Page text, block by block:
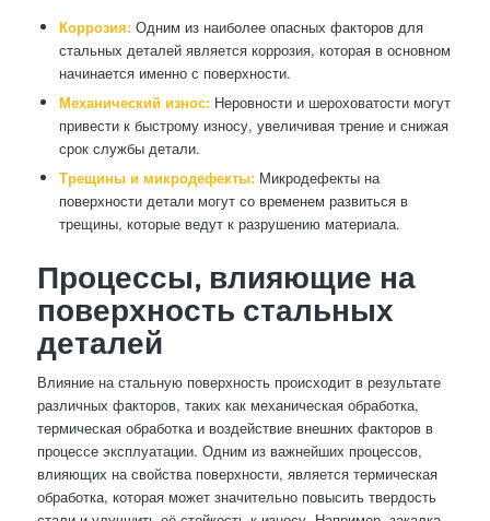
Коррозия:Одним из наиболее опасных факторов для
стальных деталей является коррозия, которая в основном
начинается именно с поверхности.
Механический износ:Неровности и шероховатости могут
привести к быстрому износу, увеличивая трение и снижая
срок службы детали.
Трещины и микродефекты:Микродефекты на
поверхности детали могут со временем развиться в
трещины, которые ведут к разрушению материала.
Процессы, влияющие на
поверхность стальных
деталей
Влияние на стальную поверхность происходит в результате
различных факторов, таких как механическая обработка,
термическая обработка и воздействие внешних факторов в
процессе эксплуатации. Одним из важнейших процессов,
влияющих на свойства поверхности, является термическая
обработка, которая может значительно повысить твердость